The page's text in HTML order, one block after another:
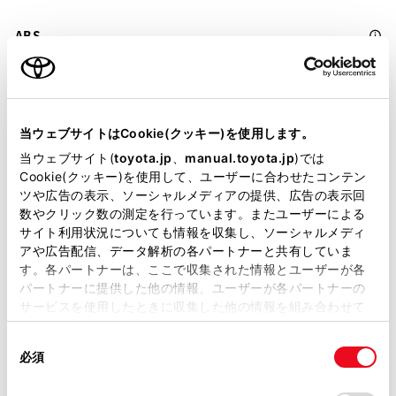
当ウェブサイトはCookie(クッキー)を使用します。
当ウェブサイト(toyota.jp manual.toyota.jp)では
Cookie(クッキー)を使用して、ユーザーに合わせたコンテン
ツや広告の表示、ソーシャルメディアの提供、広告の表示回
数やクリック数の測定を行っています。またユーザーによる
サイト利用状況についても情報を収集し、ソーシャルメディ
アや広告配信、データ解析の各パートナーと共有していま
す。各パートナーは、ここで収集された情報とユーザーが各
パートナーに提供した他の情報、ユーザーが各パートナーの
サービスを使用したときに収集した他の情報を組み合わせて
使用することがあります。当ウェブサイトの使用を続行する
必須
ABS
横滑防止装置
キーレス
：ｽﾏｰﾄｷ-
リモコンスターター
ETC